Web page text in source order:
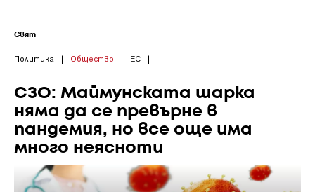
Свят
Политика | Общество | ЕС |
СЗО: Маймунската шарка
няма да се превърне в
пандемия, но все още има
много неясноти